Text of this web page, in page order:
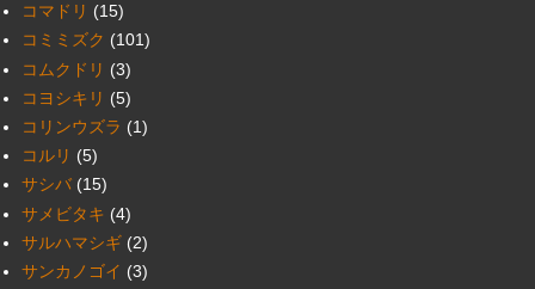
コマドリ (15)
コミミズク (101)
コムクドリ (3)
コヨシキリ (5)
コリンウズラ (1)
コルリ (5)
サシバ (15)
サメビタキ (4)
サルハマシギ (2)
サンカノゴイ (3)